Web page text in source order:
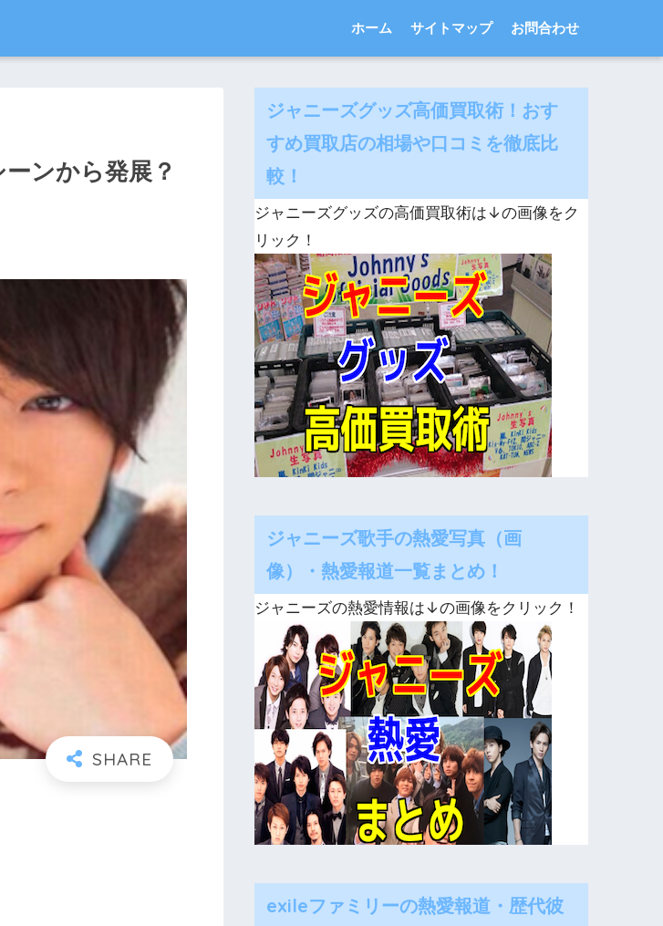
ホーム サイトマップ お問合わせ
ンから発展？
ジャニーズグッズ高価買取術！おす
すめ買取店の相場や口コミを徹底比
較！
ジャニーズグッズの高価買取術は↓の画像をク
リック！
ジャニーズ歌手の熱愛写真（画
像）・熱愛報道一覧まとめ！
ジャニーズの熱愛情報は↓の画像をクリック！
exileファミリーの熱愛報道・歴代彼